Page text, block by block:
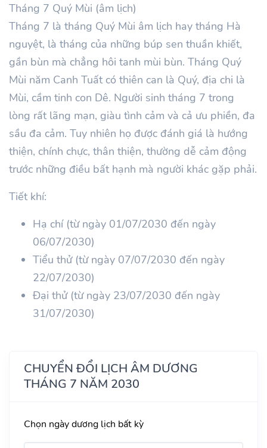
Tháng 7 Quý Mùi (âm lịch)
Tháng 7 là tháng Quý Mùi âm lịch hay tháng Hà
nguyệt, là tháng của những búp sen thuần khiết,
gần bùn mà chẳng hôi tanh mùi bùn. Tháng Quý
Mùi năm Canh Tuấtcó thiên can là Quý, địa chi là
Mùi, cầm tinh con Dê. Người sinh tháng 7 trong
lòng rất lãng mạn, giàu tình cảm và cả ưu phiền, đa
sầu đa cảm. Tuy nhiên họ được đánh giá là hướng
thiện, chính chực, thân thiện, thường dễ cảm động
trước những điều bất hạnh mà người khác gặp phải.
Tiết khí:
Hạ chí (từ ngày 01/07/2030 đến ngày
06/07/2030)
Tiểu thử (từ ngày 07/07/2030 đến ngày
22/07/2030)
Đại thử (từ ngày 23/07/2030 đến ngày
31/07/2030)
CHUYỂN ĐỔI LỊCH ÂM DƯƠNG
THÁNG 7 NĂM 2030
Chọn ngày dương lịch bất kỳ